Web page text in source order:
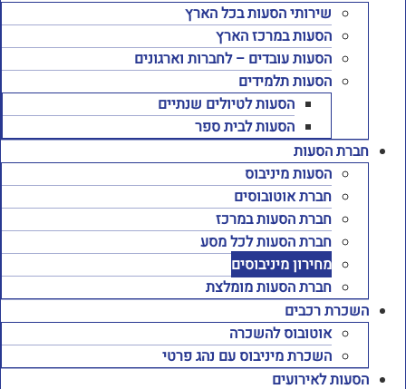
שירותי הסעות בכל הארץ
הסעות במרכז הארץ
הסעות עובדים – לחברות וארגונים
הסעות תלמידים
הסעות לטיולים שנתיים
הסעות לבית ספר
חברת הסעות
הסעות מיניבוס
חברת אוטובוסים
חברת הסעות במרכז
חברת הסעות לכל מסע
מחירון מיניבוסים
חברת הסעות מומלצת
השכרת רכבים
אוטובוס להשכרה
השכרת מיניבוס עם נהג פרטי
הסעות לאירועים